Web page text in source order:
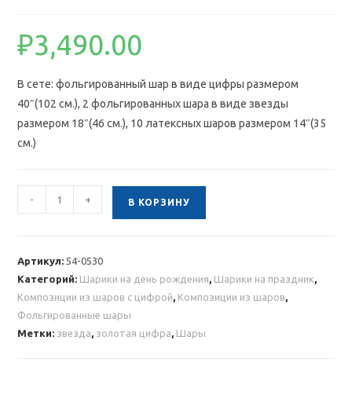
₽3,490.00
В сете: фольгированный шар в виде цифры размером
40″(102 см.), 2 фольгированных шара в виде звезды
размером 18″(46 см.), 10 латексных шаров размером 14″(35
см.)
Количество
товара
с
золотой
цифрой
- + В КОРЗИНУ
Артикул:54-0530
Категорий: Шарики на день рождения, Шарики на праздник,
Композиции из шаров с цифрой, Композиции из шаров,
Фольгированные шары
Метки: звезда, золотая цифра, Шары